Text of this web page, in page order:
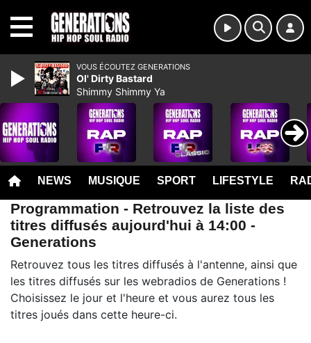
NEWS MUSIQUE SPORT LIFESTYLE
Programmation - Retrouvez la liste des
titres diffusés aujourd'hui à 14:00 -
Generations
Retrouvez tous les titres diffusés à l'antenne, ainsi que
les titres diffusés sur les webradios de Generations !
Choisissez le jour et l'heure et vous aurez tous les
titres joués dans cette heure-ci.
VOUS ÉCOUTEZ GENERATIONS
Ol' Dirty Bastard
Shimmy Shimmy Ya